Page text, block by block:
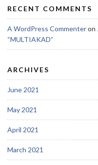
RECENT COMMENTS
A WordPress Commenteron
“MULTIAKAD”
ARCHIVES
June 2021
May 2021
April 2021
March 2021